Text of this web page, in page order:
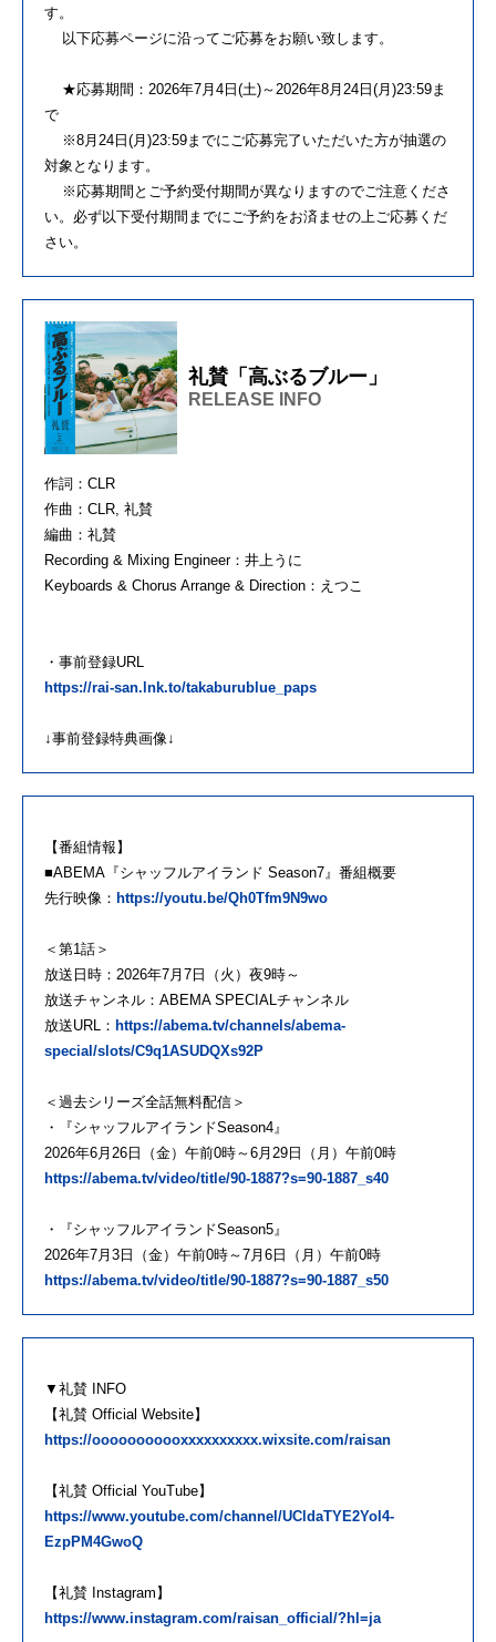
す。
以下応募ページに沿ってご応募をお願い致します。
★応募期間：2026年7月4日(土)～2026年8月24日(月)23:59ま
で
※8月24日(月)23:59までにご応募完了いただいた方が抽選の
対象となります。
※応募期間とご予約受付期間が異なりますのでご注意くださ
い。必ず以下受付期間までにご予約をお済ませの上ご応募くだ
さい。
礼賛「高ぶるブルー」
RELEASE INFO
作詞：CLR
作曲：CLR, 礼賛
編曲：礼賛
Recording & Mixing Engineer：井上うに
Keyboards & Chorus Arrange & Direction：えつこ
・事前登録URL
https://rai-san.lnk.to/takaburublue_paps
↓事前登録特典画像↓
【番組情報】
■ABEMA『シャッフルアイランド Season7』番組概要
先行映像： https://youtu.be/Qh0Tfm9N9wo
＜第1話＞
放送日時：2026年7月7日（火）夜9時～
放送チャンネル：ABEMA SPECIALチャンネル
放送URL： https://abema.tv/channels/abema-
special/slots/C9q1ASUDQXs92P
＜過去シリーズ全話無料配信＞
・『シャッフルアイランドSeason4』
2026年6月26日（金）午前0時～6月29日（月）午前0時
https://abema.tv/video/title/90-1887?s=90-1887_s40
・『シャッフルアイランドSeason5』
2026年7月3日（金）午前0時～7月6日（月）午前0時
https://abema.tv/video/title/90-1887?s=90-1887_s50
▼礼賛 INFO
【礼賛 Official Website】
https://ooooooooooxxxxxxxxxx.wixsite.com/raisan
【礼賛 Official YouTube】
https://www.youtube.com/channel/UCldaTYE2Yol4-
EzpPM4GwoQ
【礼賛 Instagram】
https://www.instagram.com/raisan_official/?hl=ja